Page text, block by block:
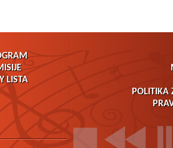
LISTA
POLITIKA